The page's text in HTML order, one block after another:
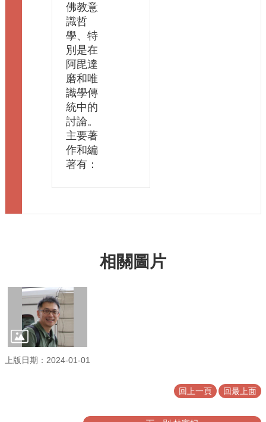
佛教意
識哲
學、特
別是在
阿毘達
磨和唯
識學傳
統中的
討論。
主要著
作和編
著有：
相關圖片
上版日期：2024-01-01
回上一頁 回最上面